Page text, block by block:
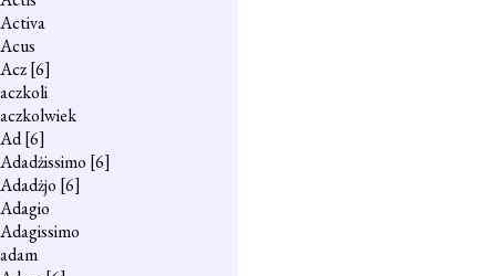
Activa
Acus
Acz[6]
aczkoli
aczkolwiek
Ad[6]
Adadżissimo [6]
Adadżjo [6]
Adagio
Adagissimo
adam